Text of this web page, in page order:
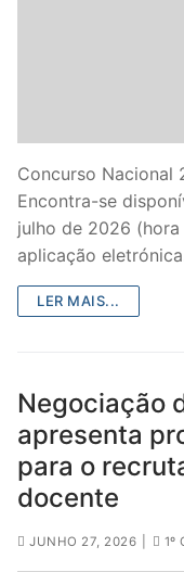
Concurso Nacional
Encontra-se
julho de 2026
aplicação
LER MAIS...
Negociação
apresenta
para o
docente
JUNHO 27, 2026 1º